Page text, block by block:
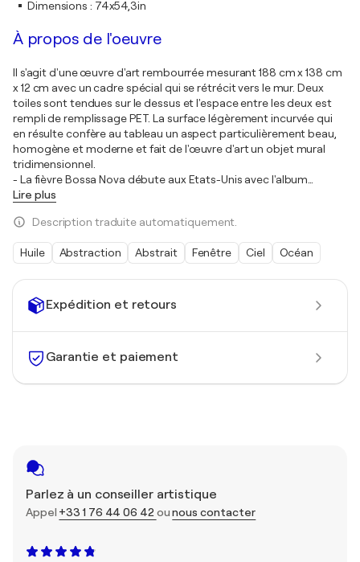
Expédition et retours
Garantie et paiement
Parlez à un conseiller artistique
Appel +33 1 76 44 06 42 ounous contacter
Dimensions : 74x54,3in
À propos de l'oeuvre
Il s'agit d'une œuvre d'art rembourrée mesurant 188 cm x 138 cm
x 12 cm avec un cadre spécial qui se rétrécit vers le mur. Deux
toiles sont tendues sur le dessus et l'espace entre les deux est
rempli de remplissage PET. La surface légèrement incurvée qui
en résulte confère au tableau un aspect particulièrement beau,
homogène et moderne et fait de l'œuvre d'art un objet mural
tridimensionnel.
- La fièvre Bossa Nova débute aux Etats-Unis avec l'album
Lire plus
Description traduite automatiquement.
Huile Abstraction Abstrait Fenêtre Ciel Océan